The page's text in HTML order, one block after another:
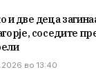
и две деца
соседите
во 13:40